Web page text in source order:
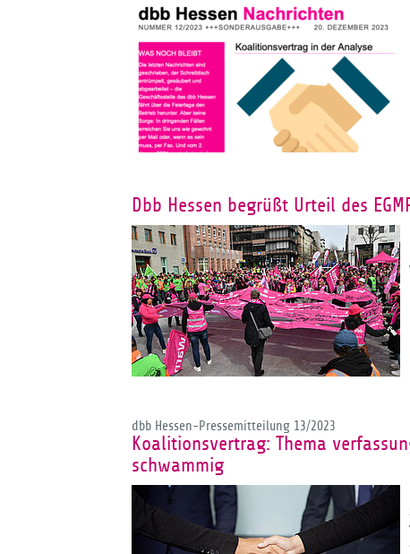
Dbb Hessen begrüßt Urteil des
dbb Hessen-Pressemitteilung 13/2023
Koalitionsvertrag: Thema
schwammig